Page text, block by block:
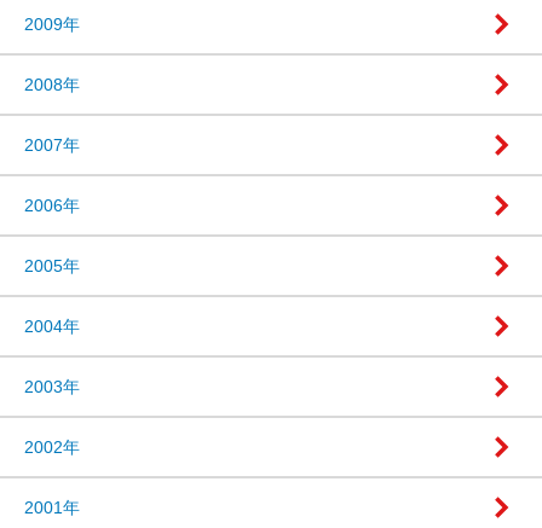
2009年
2008年
2007年
2006年
2005年
2004年
2003年
2002年
2001年